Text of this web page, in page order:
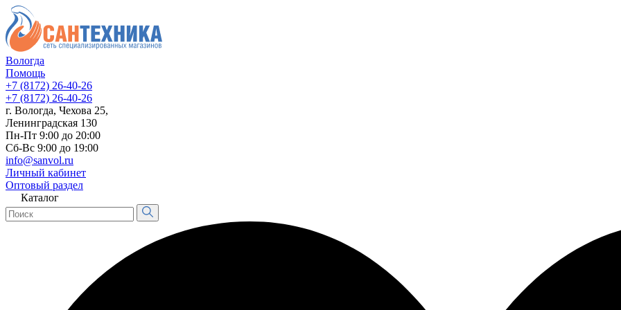
Вологда
Помощь
+7 (8172) 26-40-26
+7 (8172) 26-40-26
г. Вологда, Чехова 25,
Ленинградская 130
Пн-Пт 9:00 до 20:00
Сб-Вс 9:00 до 19:00
info@sanvol.ru
Личный кабинет
Оптовый раздел
Каталог